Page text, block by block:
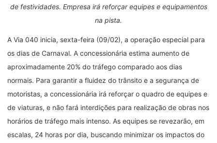
de festividades. Empresa irá reforçar equipes e equipamentos
na pista.
A Via 040 inicia, sexta-feira (09/02), a operação especial para
os dias de Carnaval. A concessionária estima aumento de
aproximadamente 20% do tráfego comparado aos dias
normais. Para garantir a fluidez do trânsito e a segurança de
motoristas, a concessionária irá reforçar o quadro de equipes e
de viaturas, e não fará interdições para realização de obras nos
horários de tráfego mais intenso. As equipes se revezarão, em
escalas, 24 horas por dia, buscando minimizar os impactos do